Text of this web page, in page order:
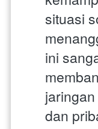
situasi
ini
dan